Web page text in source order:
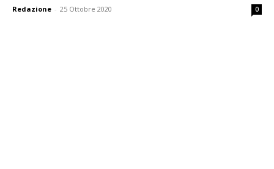
Redazione - 25 Ottobre 2020 0